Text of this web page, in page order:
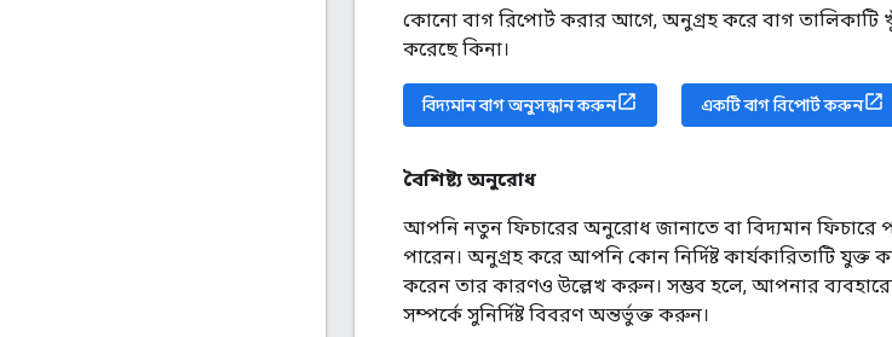
কোনো বাগ রিপোর্ট করার আগে, অনুগ্রহ করে বাগ তালিকাটি
করেছে কিনা।
বিদ্যমান বাগ অনুসন্ধান করুন একটি বাগ রিপোর্ট করুন
বৈশিষ্ট্য অনুরোধ
আপনি নতুন ফিচারের অনুরোধ জানাতে বা বিদ্যমান ফিচারে
পারেন। অনুগ্রহ করে আপনি কোন নির্দিষ্ট কার্যকারিতাটি
করেন তার কারণও উল্লেখ করুন। সম্ভব হলে, আপনার
সম্পর্কে সুনির্দিষ্ট বিবরণ অন্তর্ভুক্ত করুন।